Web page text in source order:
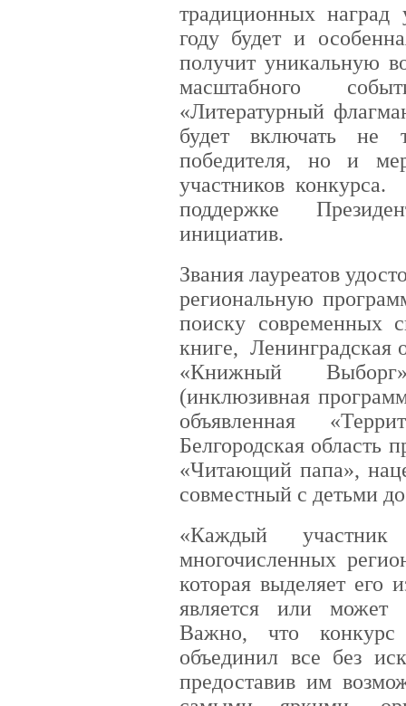
традиционных наград
году будет и
получит уникальную
масштабного
«Литературный
будет включать не
победителя, но и
участников
поддержке
инициатив.
Звания лауреатов
региональную
поиску современных
книге, Ленинградская
«Книжный
(инклюзивная
объявленная
Белгородская область
«Читающий папа»,
совместный с детьми
«Каждый
многочисленных
которая выделяет его
является или может
Важно, что
объединил все без
предоставив им